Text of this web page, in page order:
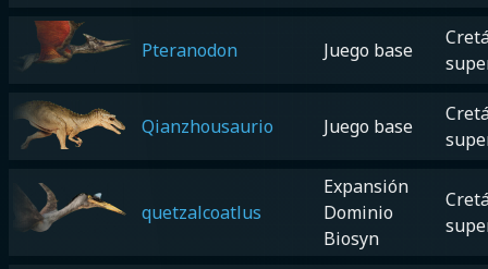
Pteranodon Juego base
Qianzhousaurio Juego base
quetzalcoatlus
Expansión
Dominio
Biosyn